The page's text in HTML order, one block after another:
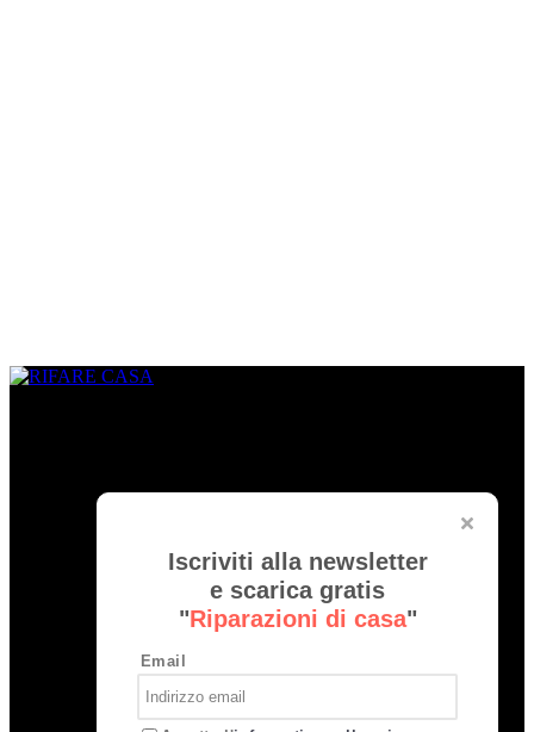
Iscriviti alla newsletter
e scarica gratis
"Riparazioni di casa"
Email
realizzare un progetto su misura. È una vetrina per gli architetti che
Rifare Casa è Testata Giornalistica byEdibrico
Direttore Editoriale ResponsabileNicla de Carolis
Registrazione tribunale di Milano, n° 493 del 24-07-2008
Edibrico srl - Viale Emilio Caldara, 44 - 20122 Milano P.iva